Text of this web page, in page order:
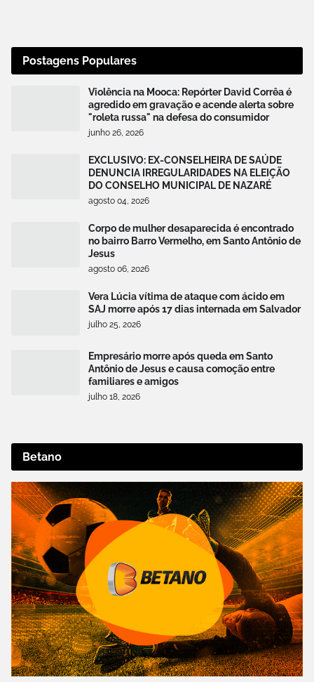
Postagens Populares
Violência na Mooca: Repórter David Corrêa é
agredido em gravação e acende alerta sobre
"roleta russa" na defesa do consumidor
junho 26, 2026
EXCLUSIVO: EX-CONSELHEIRA DE SAÚDE
DENUNCIA IRREGULARIDADES NA ELEIÇÃO
DO CONSELHO MUNICIPAL DE NAZARÉ
agosto 04, 2026
Corpo de mulher desaparecida é encontrado
no bairro Barro Vermelho, em Santo Antônio de
Jesus
agosto 06, 2026
Vera Lúcia vítima de ataque com ácido em
SAJ morre após 17 dias internada em Salvador
julho 25, 2026
Empresário morre após queda em Santo
Antônio de Jesus e causa comoção entre
familiares e amigos
julho 18, 2026
Betano